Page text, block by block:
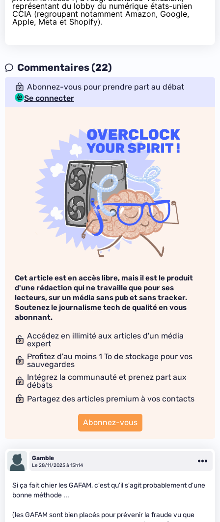
représentant du lobby du numérique états-unien
CCIA (regroupant notamment Amazon, Google,
Apple, Meta et Shopify).
Commentaires (22)
Abonnez-vous pour prendre part au débat
Se connecter
Cet article est en accès libre, mais il est le produit
d'une rédaction qui ne travaille que pour ses
lecteurs, sur un média sans pub et sans tracker.
Soutenez le journalisme tech de qualité en vous
abonnant.
Accédez en illimité aux articles d'un média
expert
Profitez d'au moins 1 To de stockage pour vos
sauvegardes
Intégrez la communauté et prenez part aux
débats
Partagez des articles premium à vos contacts
Abonnez-vous
Gamble
Le 28/11/2025 à 15h14
Si ça fait chier les GAFAM, c'est qu'il s'agit probablement d'une
bonne méthode ...
(les GAFAM sont bien placés pour prévenir la fraude vu que